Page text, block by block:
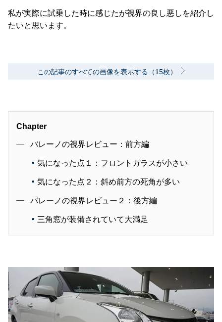
私が実際に試乗した時に感じたが視界の良し悪しを紹介し
たいと思います。
この記事のすべての画像を表示する（15枚）
Chapter
バレーノの視界レビュー：前方編
気になった点１：フロントガラスが小さい
気になった点２：斜め前方の死角が多い
バレーノの視界レビュー２：後方編
三角窓が装備されていて大満足